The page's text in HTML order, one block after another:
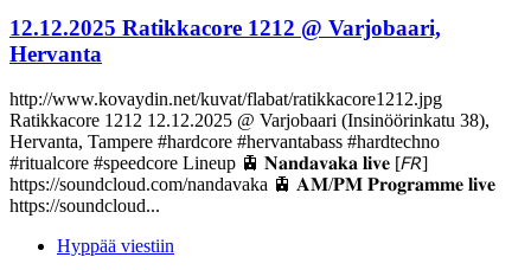
12.12.2025 Ratikkacore 1212 @ Varjobaari,
Hervanta
http://www.kovaydin.net/kuvat/flabat/ratikkacore1212.jpg
Ratikkacore 1212 12.12.2025 @ Varjobaari (Insinöörinkatu 38),
Hervanta, Tampere #hardcore #hervantabass #hardtechno
#ritualcore #speedcore Lineup 🚊 𝐍𝐚𝐧𝐝𝐚𝐯𝐚𝐤𝐚 𝐥𝐢𝐯𝐞 [𝘍𝘙]
https://soundcloud.com/nandavaka 🚊 𝐀𝐌/𝐏𝐌 𝐏𝐫𝐨𝐠𝐫𝐚𝐦𝐦𝐞 𝐥𝐢𝐯𝐞
https://soundcloud...
Hyppää viestiin